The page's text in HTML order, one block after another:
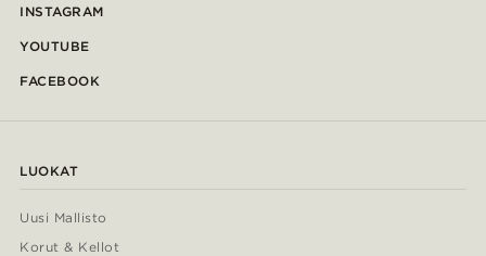
INSTAGRAM
YOUTUBE
FACEBOOK
LUOKAT
Uusi Mallisto
Korut & Kellot